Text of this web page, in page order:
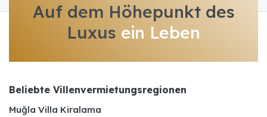
Auf dem Höhepunkt des
Luxus ein Leben
Beliebte Villenvermietungsregionen
Muğla Villa Kiralama